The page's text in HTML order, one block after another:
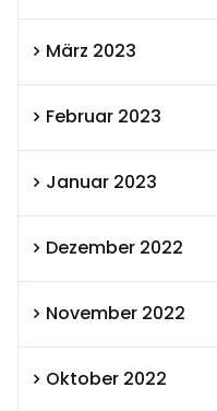
März 2023
Februar 2023
Januar 2023
Dezember 2022
November 2022
Oktober 2022